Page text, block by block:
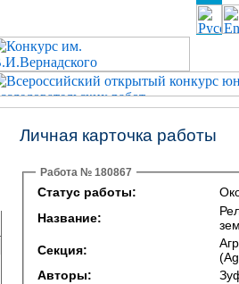
Личная карточка работы
Работа № 180867
Статус работы:
Название:
Секция:
Авторы: